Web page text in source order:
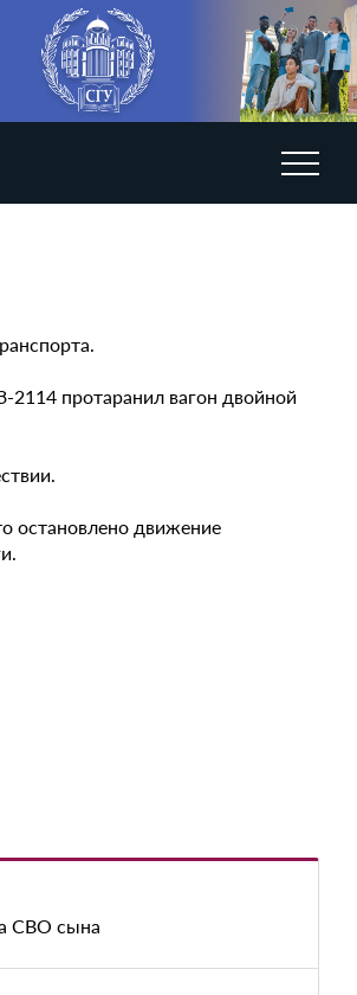
протаранил вагон двойной
остановлено движение
СВО сына